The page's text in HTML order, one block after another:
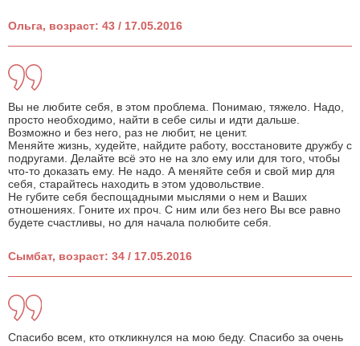
Ольга, возраст: 43 / 17.05.2016
Вы не любите себя, в этом проблема. Понимаю, тяжело. Надо,
просто необходимо, найти в себе силы и идти дальше.
Возможно и без него, раз не любит, не ценит.
Меняйте жизнь, худейте, найдите работу, восстановите дружбу с
подругами. Делайте всё это не на зло ему или для того, чтобы
что-то доказать ему. Не надо. А меняйте себя и свой мир для
себя, старайтесь находить в этом удовольствие.
Не губите себя беспощадными мыслями о нем и Ваших
отношениях. Гоните их проч. С ним или без него Вы все равно
будете счастливы, но для начала полюбите себя.
Сымбат, возраст: 34 / 17.05.2016
Спасибо всем, кто откликнулся на мою беду. Спасибо за очень